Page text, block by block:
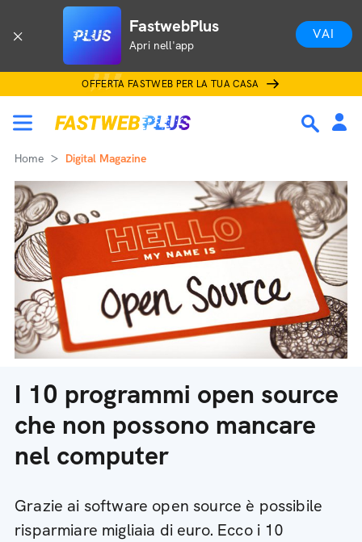
FastwebPlus
Apri nell'app
VAI
OFFERTA FASTWEB PER LA TUA CASA
Home Digital Magazine
I 10 programmi open source
che non possono mancare
nel computer
Grazie ai software open source è possibile
risparmiare migliaia di euro. Ecco i 10